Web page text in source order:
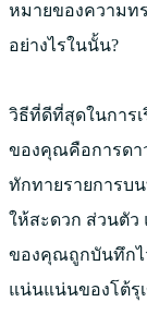
หมายของความท
อย่างไรในนั้น?
วิธีที่ดีที่สุดในการ
ของคุณคือการดา
ทักทายรายการบ
ให้สะดวก ส่วนตัว
ของคุณถูกบันทึกไ
แน่นแน่นของโต้รุ